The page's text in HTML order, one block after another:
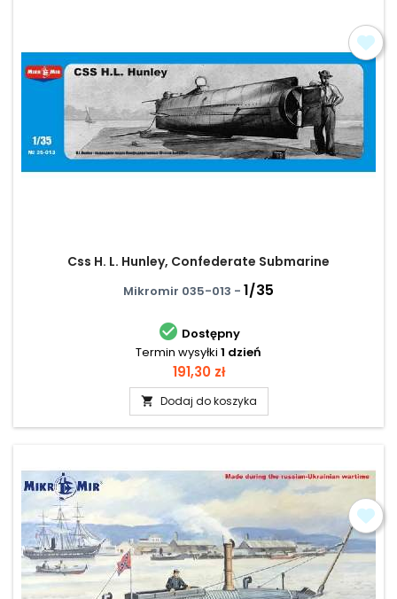
Css H. L. Hunley, Confederate Submarine
Mikromir 035-013 - 1/35
 Dostępny
Termin wysyłki 1 dzień
Cena
191,30 zł
 Dodaj do koszyka